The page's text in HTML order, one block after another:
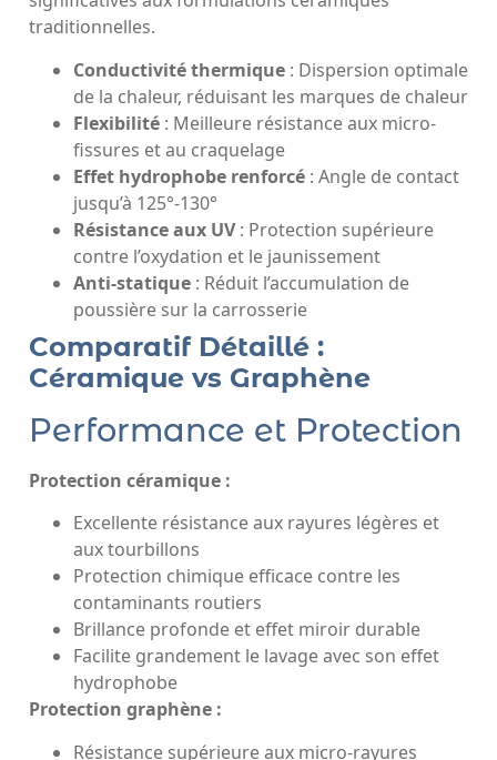
traditionnelles.
Conductivité thermique : Dispersion optimale
de la chaleur, réduisant les marques de chaleur
Flexibilité : Meilleure résistance aux micro-
fissures et au craquelage
Effet hydrophobe renforcé : Angle de contact
jusqu’à 125°-130°
Résistance aux UV: Protection supérieure
contre l’oxydation et le jaunissement
Anti-statique : Réduit l’accumulation de
poussière sur la carrosserie
Comparatif Détaillé :
Céramique vs Graphène
Performance et Protection
Protection céramique :
Excellente résistance aux rayures légères et
aux tourbillons
Protection chimique efficace contre les
contaminants routiers
Brillance profonde et effet miroir durable
Facilite grandement le lavage avec son effet
hydrophobe
Protection graphène :
Résistance supérieure aux micro-rayures